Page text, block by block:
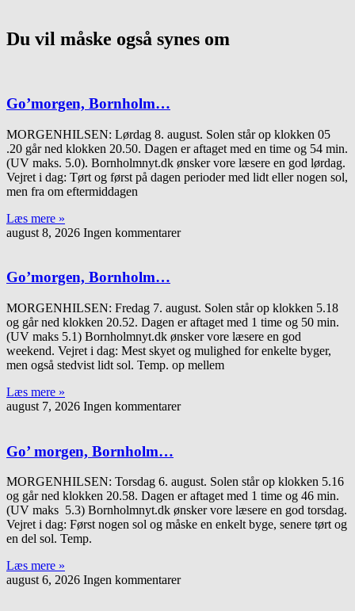
Du vil måske også synes om
Go’morgen, Bornholm…
MORGENHILSEN: Lørdag 8. august. Solen står op klokken 05
.20 går ned klokken 20.50. Dagen er aftaget med en time og 54 min.
(UV maks. 5.0). Bornholmnyt.dk ønsker vore læsere en god lørdag.
Vejret i dag: Tørt og først på dagen perioder med lidt eller nogen sol,
men fra om eftermiddagen
Læs mere »
august 8, 2026 Ingen kommentarer
Go’morgen, Bornholm…
MORGENHILSEN: Fredag 7. august. Solen står op klokken 5.18
og går ned klokken 20.52. Dagen er aftaget med 1 time og 50 min.
(UV maks 5.1) Bornholmnyt.dk ønsker vore læsere en god
weekend. Vejret i dag: Mest skyet og mulighed for enkelte byger,
men også stedvist lidt sol. Temp. op mellem
Læs mere »
august 7, 2026 Ingen kommentarer
Go’ morgen, Bornholm…
MORGENHILSEN: Torsdag 6. august. Solen står op klokken 5.16
og går ned klokken 20.58. Dagen er aftaget med 1 time og 46 min.
(UV maks 5.3) Bornholmnyt.dk ønsker vore læsere en god torsdag.
Vejret i dag: Først nogen sol og måske en enkelt byge, senere tørt og
en del sol. Temp.
Læs mere »
august 6, 2026 Ingen kommentarer